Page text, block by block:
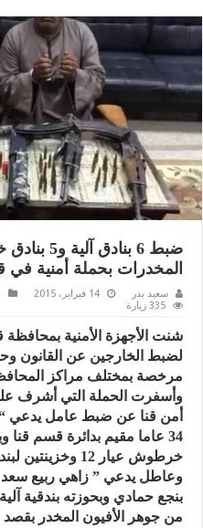
ضبط 6
المخدرات بحملة أمنية في
سعيد بدر 14 فبراير، 2015
335 زيارة
شنت الأجهزة الأمنية بمحافظة
لضبط الخارجين عن القانون
مرخصة بمختلف مراكز
وأسفرت الحملة التي أشرف
أمن قنا عن ضبط عامل يدعي
34 عاما مقيم بدائرة قسم قنا
خرطوش عيار 12
من جوهر الأفيون المخدر بقصد